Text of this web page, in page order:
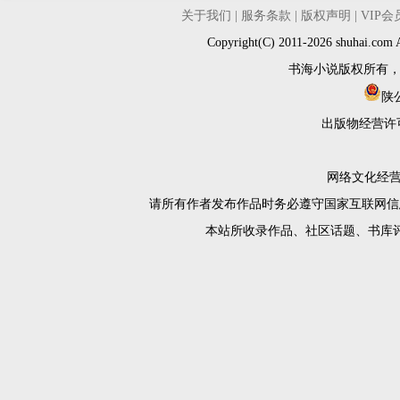
关于我们 服务条款 版权声明
VIP会
Copyright(C) 2011-2026
书海小说版权所有
陕
出版物经营许
网络文化经
请所有作者发布作品时务必遵守国家互联网
本站所收录作品、社区话题、书库